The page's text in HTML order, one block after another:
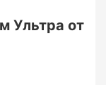
Ультра от